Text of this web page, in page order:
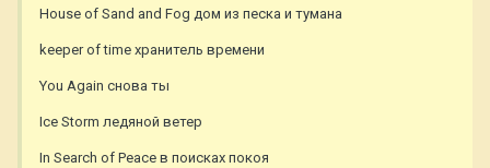
House of Sand and Fog дом из песка и тумана
keeper of time хранитель времени
You Again снова ты
Ice Storm ледяной ветер
In Search of Peace в поисках покоя